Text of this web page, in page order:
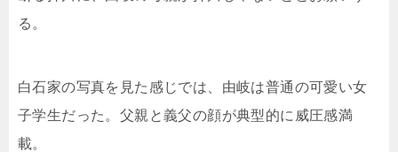
る。
白石家の写真を見た感じでは、由岐は普通の可愛い女
子学生だった。父親と義父の顔が典型的に威圧感満
載。